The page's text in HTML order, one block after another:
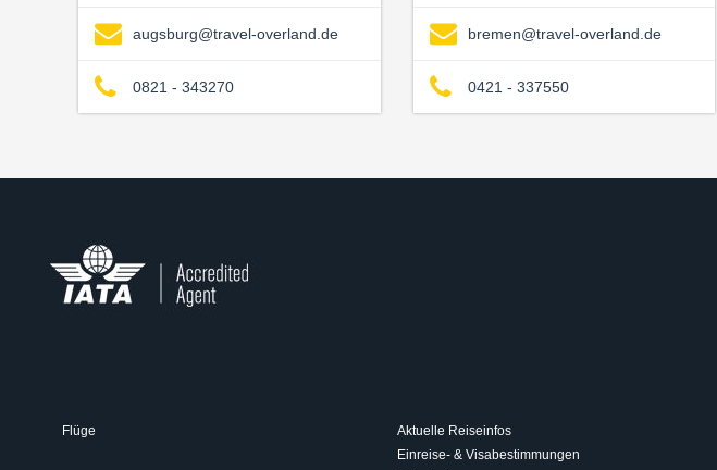
augsburg@travel-overland.de
0821 - 343270
bremen@travel-overland.de
0421 - 337550
Flüge
Aktuelle Reiseinfos
Einreise- & Visabestimmungen